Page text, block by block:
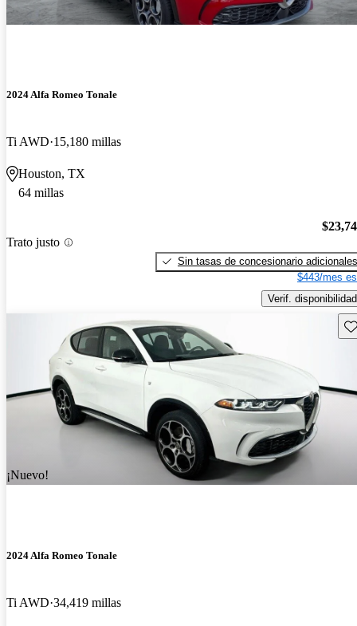
2024 Alfa Romeo Tonale
Ti AWD 15,180 millas
Houston, TX
64 millas
Trato justo
Sin tasas de concesionario adicionales
$443/mes
Verif. disponibilidad
¡Nuevo!
2024 Alfa Romeo Tonale
Ti AWD 34,419 millas